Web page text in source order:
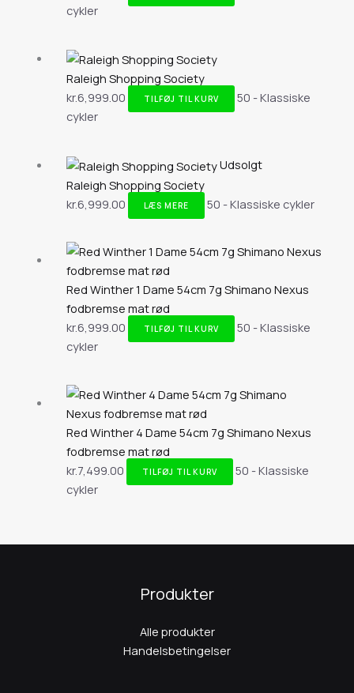
cykler
Raleigh Shopping Society
kr.6,999.00 TILFØJ TIL KURV
50 - Klassiske
cykler
Udsolgt
Raleigh Shopping Society
kr.6,999.00 LÆS MERE 50 - Klassiske cykler
Red Winther 1 Dame 54cm 7g Shimano Nexus
fodbremse mat rød
kr.6,999.00 TILFØJ TIL KURV
50 - Klassiske
cykler
Red Winther 4 Dame 54cm 7g Shimano Nexus
fodbremse mat rød
kr.7,499.00 TILFØJ TIL KURV
50 - Klassiske
cykler
Produkter
Alle produkter
Handelsbetingelser